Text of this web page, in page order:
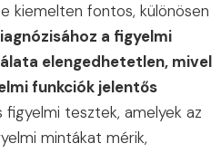
kiemelten fontos, különösen
a figyelmi
elengedhetetlen, mivel
funkciók jelentős
figyelmi tesztek, amelyek az
mintákat mérik,